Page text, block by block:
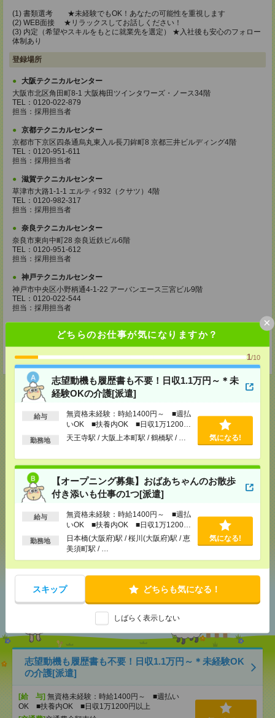
どちらのお仕事が気になりますか？
1/10
志望動機も履歴書も不要！日収1.1万円～＊未
経験OKの介護[派遣]
給与
無資格未経験：時給1400円～ ■週払
いOK ■扶養内OK ■日収1万1200円
以上
勤務地 天王寺駅 / 大阪上本町駅 / 鶴橋駅 / … 気になる!
【オープニング募集】おばあちゃんのお散歩
付き添いも仕事の1つ[派遣]
給与
無資格未経験：時給1400円～ ■週払
いOK ■扶養内OK ■日収1万1200円
以上
勤務地
日本橋(大阪府)駅 / 桜川(大阪府)駅 / 恵
美須町駅 / …
気になる!
スキップ どちらも気になる！
しばらく表示しない
×
(1) 書類選考 ★未経験でもOK！あなたの可能性を重視します
(2) WEB面接 ★リラックスしてお話しください！
(3) 内定（希望やスキルをもとに就業先を選定） ★入社後も安心のフォロー
体制あり
登録場所
大阪テクニカルセンター
大阪市北区角田町8-1 大阪梅田ツインタワーズ・ノース34階
TEL：0120-022-879
担当：採用担当者
京都テクニカルセンター
京都市下京区四条通烏丸東入ル長刀鉾町8 京都三井ビルディング4階
TEL：0120-951-611
担当：採用担当者
滋賀テクニカルセンター
草津市大路1-1-1 エルティ932（クサツ）4階
TEL：0120-982-317
担当：採用担当者
奈良テクニカルセンター
奈良市東向中町28 奈良近鉄ビル6階
TEL：0120-951-612
担当：採用担当者
神戸テクニカルセンター
神戸市中央区小野柄通4-1-22 アーバンエース三宮ビル9階
TEL：0120-022-544
担当：採用担当者
姫路市南駅前町100 姫路パラシオ8階
TEL：0120-941-278
担当：採用担当者
応募ページへ
気になる！
あなたの閲覧履歴からの
おすすめ
志望動機も履歴書も不要！日収1.1万円～＊未経験OK
の介護[派遣]
[給 与] 無資格未経験：時給1400円～ ■週払い
OK ■扶養内OK ■日収1万1200円以上